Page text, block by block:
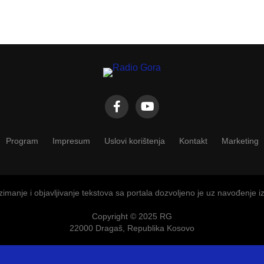
Program Impresum Uslovi korištenja Kontakt Marketing
i objavljivanje tekstova sa portala dozvoljeno je uz navođenje
Copyright © 2025 RG
22000 Dragaš, Republika Kosovo